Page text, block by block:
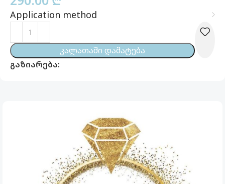
Application method
Კალათაში Დამატება
გაზიარება: